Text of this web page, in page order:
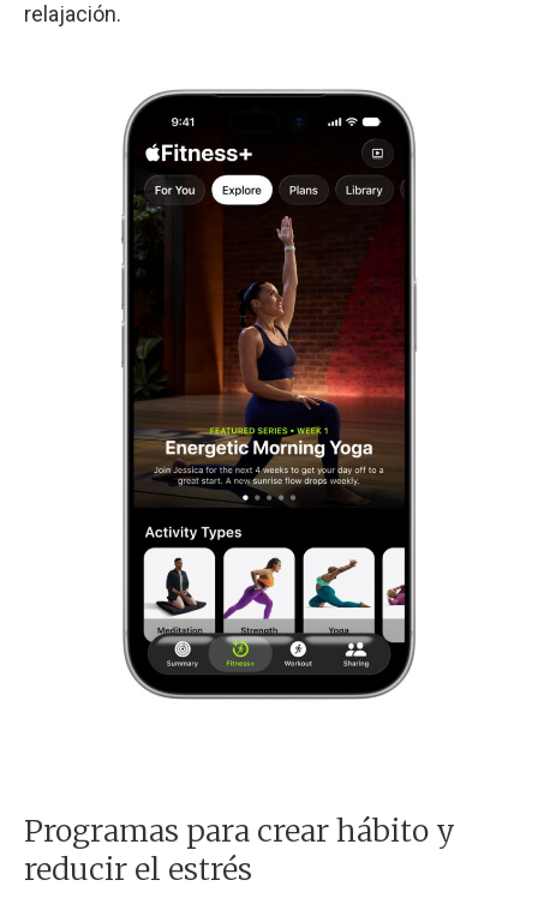
relajación.
Programas para crear hábito y
reducir el estrés